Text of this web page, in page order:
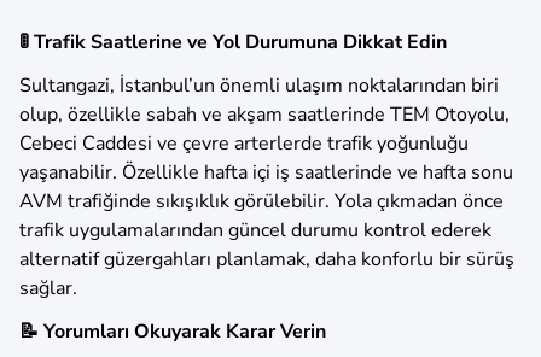
🚦 Trafik Saatlerine ve Yol Durumuna Dikkat Edin
Sultangazi, İstanbul’un önemli ulaşım noktalarından biri
olup, özellikle sabah ve akşam saatlerinde TEM Otoyolu,
Cebeci Caddesi ve çevre arterlerde trafik yoğunluğu
yaşanabilir. Özellikle hafta içi iş saatlerinde ve hafta sonu
AVM trafiğinde sıkışıklık görülebilir. Yola çıkmadan önce
trafik uygulamalarından güncel durumu kontrol ederek
alternatif güzergahları planlamak, daha konforlu bir sürüş
sağlar.
📝 Yorumları Okuyarak Karar Verin